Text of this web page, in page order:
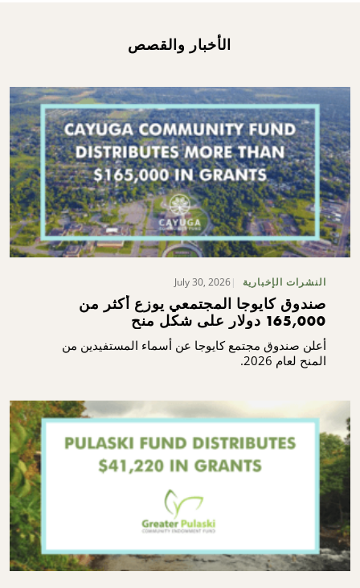
الأخبار والقصص
النشرات الإخبارية July 30, 2026
صندوق كايوجا المجتمعي يوزع أكثر من
165,000 دولار على شكل منح
أعلن صندوق مجتمع كايوجا عن أسماء المستفيدين من
المنح لعام 2026.